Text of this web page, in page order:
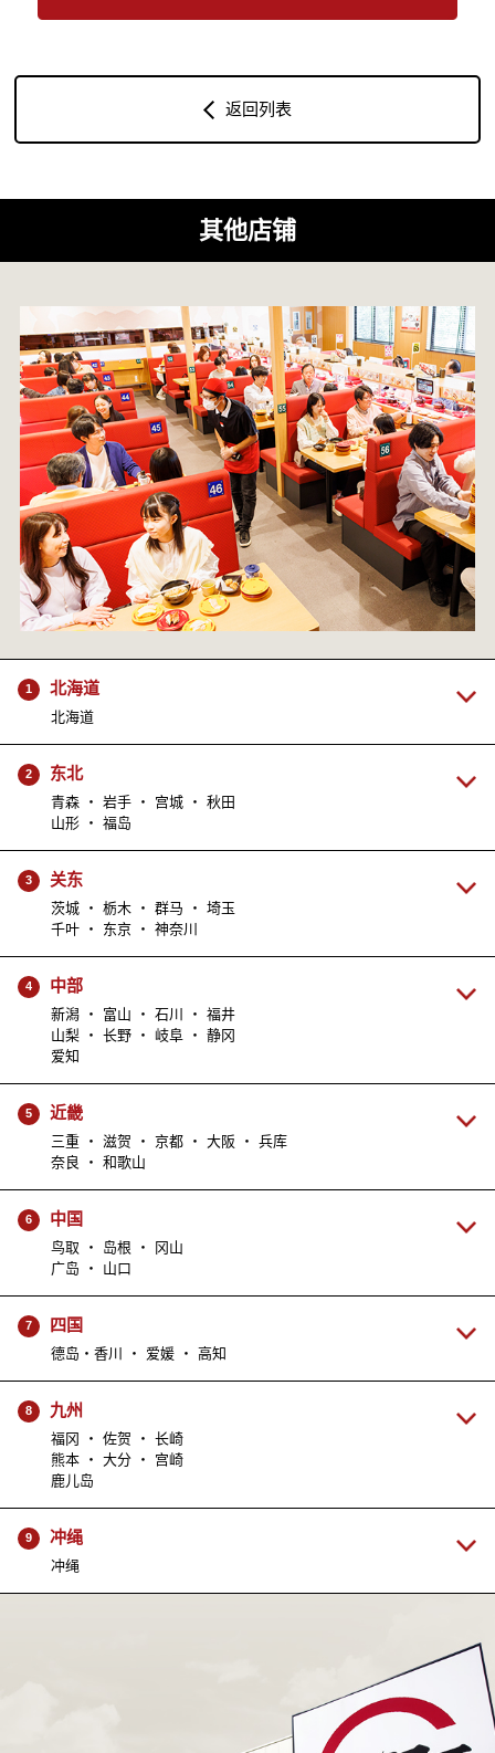
返回列表
其他店铺
1 北海道
北海道
2 东北
青森 ・ 岩手 ・ 宫城 ・ 秋田
山形 ・ 福岛
3 关东
茨城 ・ 栃木 ・ 群马 ・ 埼玉
千叶 ・ 东京 ・ 神奈川
4 中部
新潟 ・ 富山 ・ 石川 ・ 福井
山梨 ・ 长野 ・ 岐阜 ・ 静冈
爱知
5 近畿
三重 ・ 滋贺 ・ 京都 ・ 大阪 ・ 兵库
奈良 ・ 和歌山
6 中国
鸟取 ・ 岛根 ・ 冈山
广岛 ・ 山口
7 四国
德岛・香川 ・ 爱媛 ・ 高知
8 九州
福冈 ・ 佐贺 ・ 长崎
熊本 ・ 大分 ・ 宫崎
鹿儿岛
9 冲绳
冲绳